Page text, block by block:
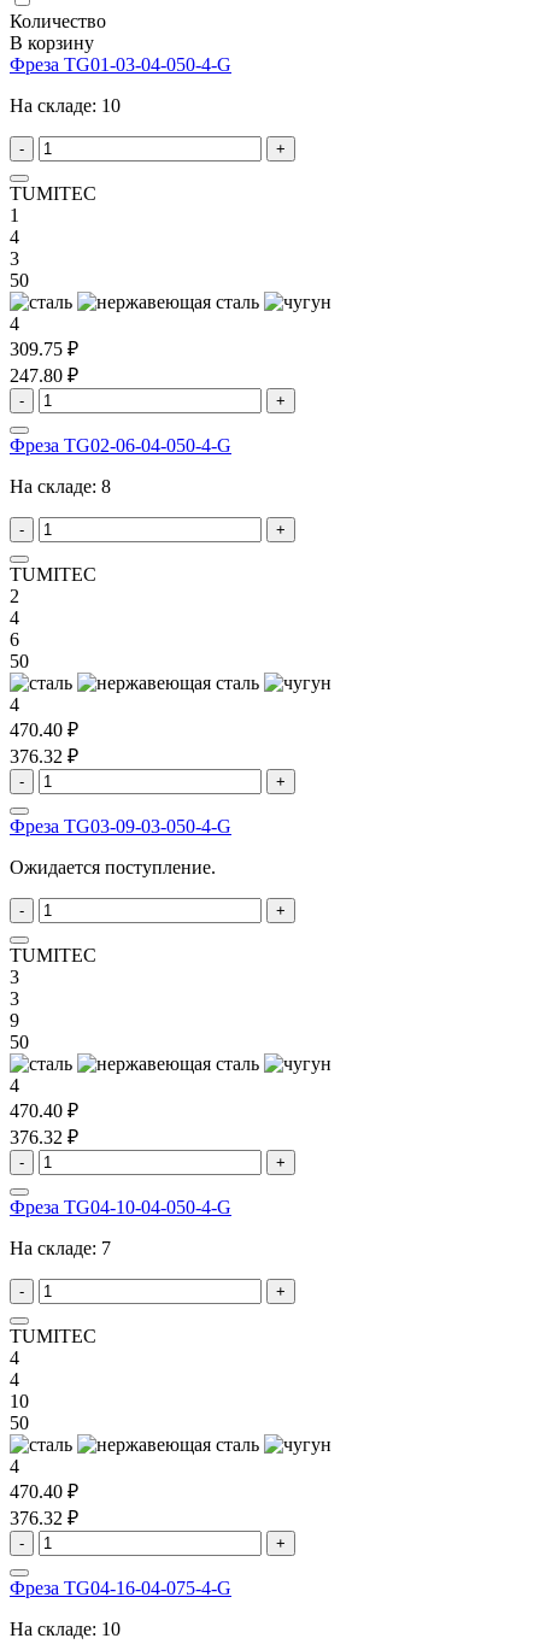
Количество
В корзину
Фреза TG01-03-04-050-4-G
На складе: 10
- +
TUMITEC
1
4
3
50
4
309.75 ₽
247.80 ₽
- +
Фреза TG02-06-04-050-4-G
На складе: 8
- +
TUMITEC
2
4
6
50
4
470.40 ₽
376.32 ₽
- +
Фреза TG03-09-03-050-4-G
Ожидается поступление.
- +
TUMITEC
3
3
9
50
4
470.40 ₽
376.32 ₽
- +
Фреза TG04-10-04-050-4-G
На складе: 7
- +
TUMITEC
4
4
10
50
4
470.40 ₽
376.32 ₽
- +
Фреза TG04-16-04-075-4-G
На складе: 10